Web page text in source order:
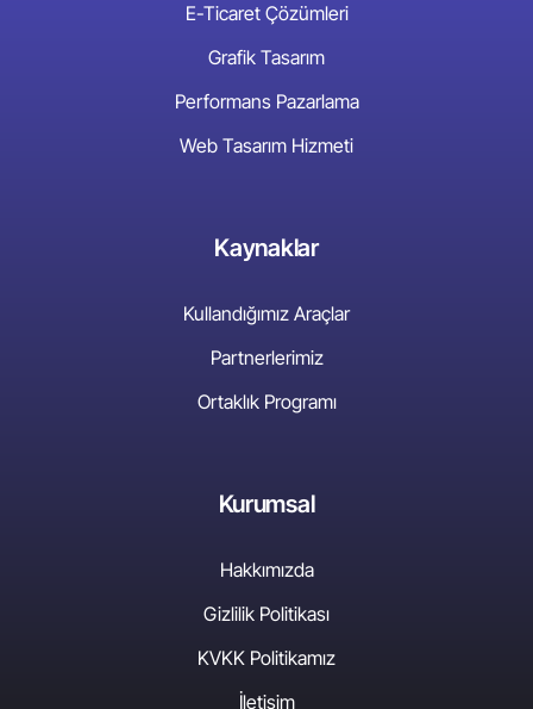
E-Ticaret Çözümleri
Grafik Tasarım
Performans Pazarlama
Web Tasarım Hizmeti
Kaynaklar
Kullandığımız Araçlar
Partnerlerimiz
Ortaklık Programı
Kurumsal
Hakkımızda
Gizlilik Politikası
KVKK Politikamız
İletişim